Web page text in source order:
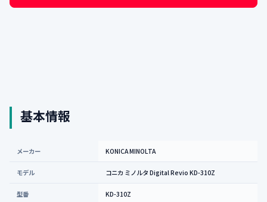
基本情報
メーカー KONICA MINOLTA
モデル コニカ ミノルタ Digital Revio KD-310Z
型番 KD-310Z